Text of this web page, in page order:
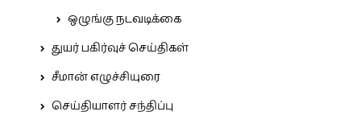
ஒழுங்கு நடவடிக்கை
துயர் பகிர்வுச் செய்திகள்
சீமான் எழுச்சியுரை
செய்தியாளர் சந்திப்பு